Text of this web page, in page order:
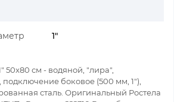
1"
50x80 см - водяной, "лира",
боковое (500 мм, 1"),
сталь. Оригинальный Ростела